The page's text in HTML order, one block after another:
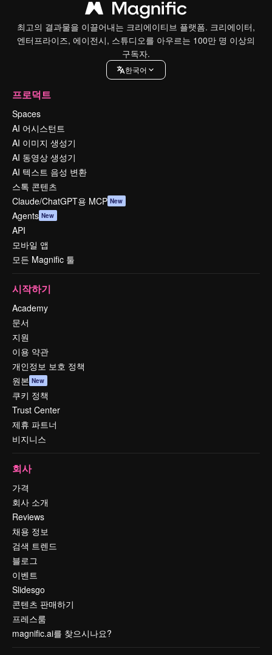
최고의 결과물을 이끌어내는 크리에이티브 플랫폼. 크리에이터,
엔터프라이즈, 에이전시, 스튜디오를 아우르는 100만 명 이상의
구독자.
한국어
프로덕트
Spaces
AI 어시스턴트
AI 이미지 생성기
AI 동영상 생성기
AI 텍스트 음성 변환
스톡 콘텐츠
Claude/ChatGPT용 MCP New
Agents New
API
모바일 앱
모든 Magnific 툴
시작하기
Academy
문서
지원
이용 약관
개인정보 보호 정책
원본 New
쿠키 정책
Trust Center
제휴 파트너
비지니스
회사
가격
회사 소개
Reviews
채용 정보
검색 트렌드
블로그
이벤트
Slidesgo
콘텐츠 판매하기
프레스룸
magnific.ai를 찾으시나요?